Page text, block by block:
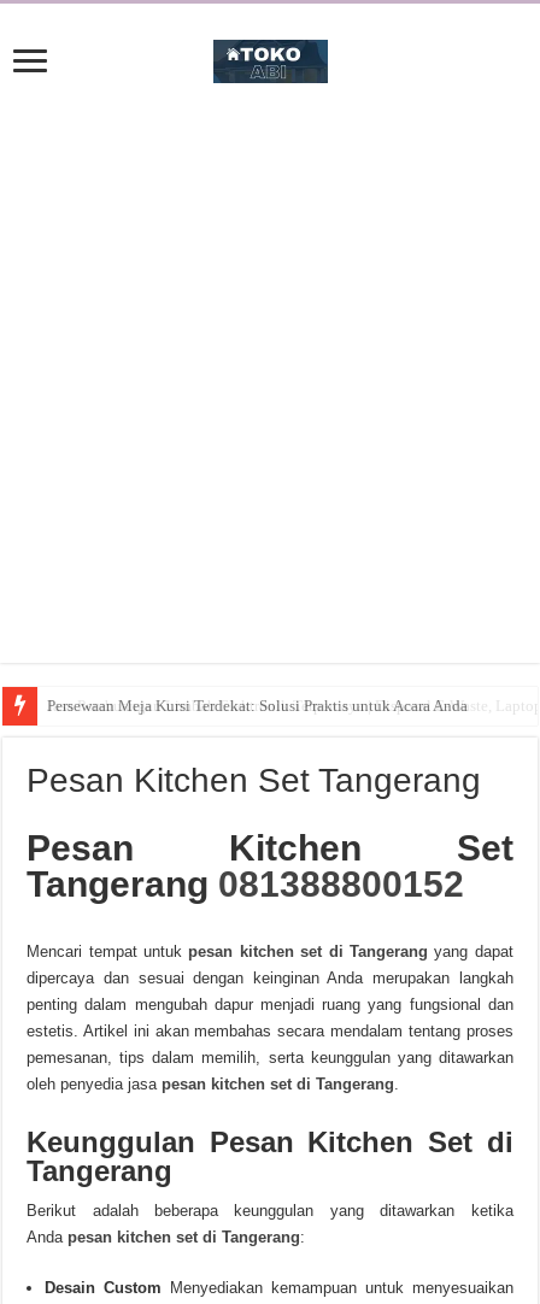
Persewaan Meja Kursi Terdekat: Solusi Praktis untuk Acara Anda
Pesan Kitchen Set Tangerang
Pesan Kitchen Set
Tangerang 081388800152
Mencari tempat untuk pesan kitchen set di Tangerang yang dapat
dipercaya dan sesuai dengan keinginan Anda merupakan langkah
penting dalam mengubah dapur menjadi ruang yang fungsional dan
estetis. Artikel ini akan membahas secara mendalam tentang proses
pemesanan, tips dalam memilih, serta keunggulan yang ditawarkan
oleh penyedia jasa pesan kitchen set di Tangerang.
Keunggulan Pesan Kitchen Set di
Tangerang
Berikut adalah beberapa keunggulan yang ditawarkan ketika
Anda pesan kitchen set di Tangerang:
Desain Custom Menyediakan kemampuan untuk menyesuaikan